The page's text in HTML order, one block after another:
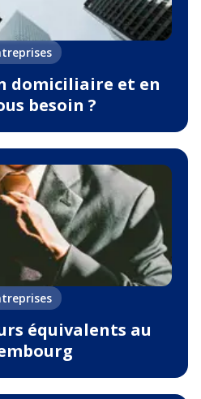
domiciliaire et en
besoin ?
équivalents au